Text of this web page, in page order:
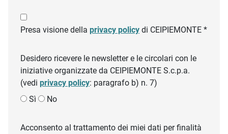
Presa visione della privacy policy di CEIPIEMONTE *
Desidero ricevere le newsletter e le circolari con le
iniziative organizzate da CEIPIEMONTE S.c.p.a.
(vedi privacy policy: paragrafo b) n. 7)
Sì
No
Acconsento al trattamento dei miei dati per finalità